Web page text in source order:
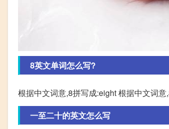
8英文单词怎么写?
根据中文词意,8拼写成:eight 根据中文词
一至二十的英文怎么写